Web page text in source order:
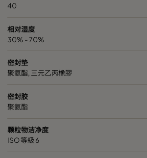
40
相对湿度
30% - 70%
密封垫
聚氨酯, 三元乙丙橡膠
密封胶
聚氨酯
颗粒物洁净度
ISO 等級 6